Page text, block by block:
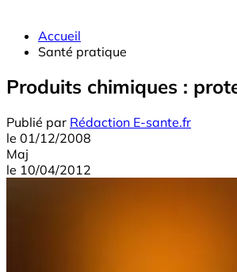
Accueil
Santé pratique
Produits chimiques :
Publié par Rédaction E-sante.fr
le 01/12/2008
Maj
le 10/04/2012